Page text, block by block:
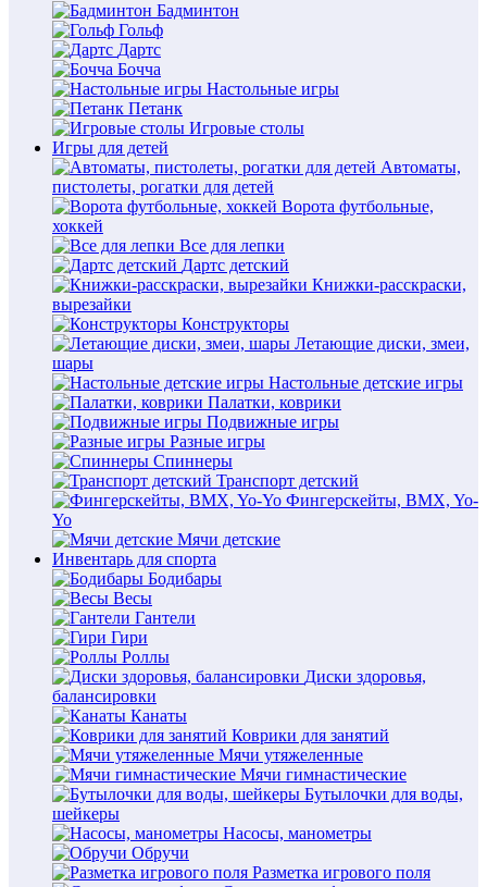
Бадминтон
Гольф
Дартс
Бочча
Настольные игры
Петанк
Игровые столы
Игры для детей
Автоматы,
пистолеты, рогатки для детей
Ворота футбольные,
хоккей
Все для лепки
Дартс детский
Книжки-расскраски,
вырезайки
Конструкторы
Летающие диски, змеи,
шары
Настольные детские игры
Палатки, коврики
Подвижные игры
Разные игры
Спиннеры
Транспорт детский
Фингерскейты, BMX, Yo-
Yo
Мячи детские
Инвентарь для спорта
Бодибары
Весы
Гантели
Гири
Роллы
Диски здоровья,
балансировки
Канаты
Коврики для занятий
Мячи утяжеленные
Мячи гимнастические
Бутылочки для воды,
шейкеры
Насосы, манометры
Обручи
Разметка игрового поля